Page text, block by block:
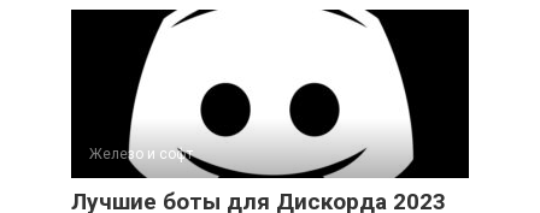
Железо и софт
Лучшие боты для Дискорда 2023